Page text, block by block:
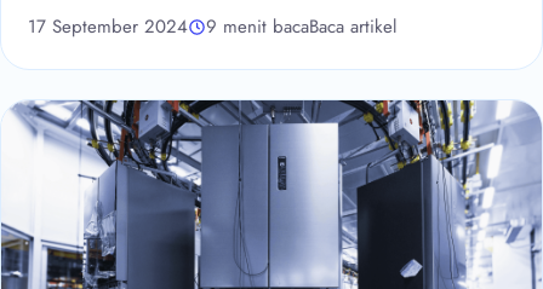
17 September 2024 9 menit bacaBaca artikel